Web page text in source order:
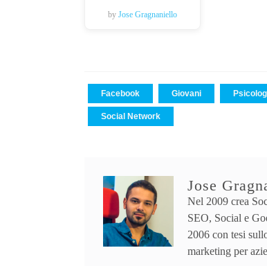
byJose Gragnaniello
Facebook Giovani
Social Network
Jose
Nel 2009 crea
SEO, Social e
2006 con tesi
marketing per